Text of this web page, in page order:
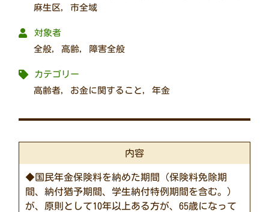
麻生区,市全域
対象者
全般,高齢, 障害全般
カテゴリー
高齢者, お金に関すること,年金
内容
◆国民年金保険料を納めた期間（保険料免除期
間、納付猶予期間、学生納付特例期間を含む。）
が、原則として10年以上ある方が、65歳になって